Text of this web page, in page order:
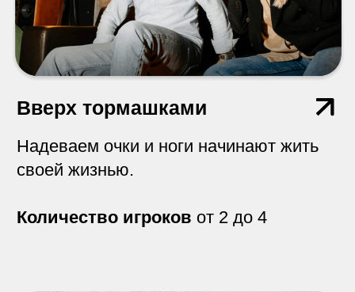
МегаСега
Предлагаем окунуться в детство и
немного понастальгировать.
Количество игроковот 2 до 4